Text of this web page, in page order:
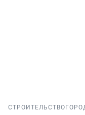
СТРОИТЕЛЬСТВО